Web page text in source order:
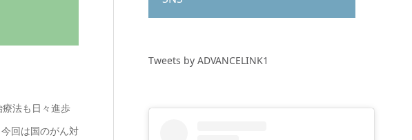
法も日々進歩
回は国のがん対
Tweets by ADVANCELINK1